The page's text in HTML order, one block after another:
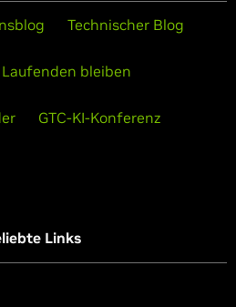
Technischer Blog
bleiben
GTC-KI-Konferenz
Links